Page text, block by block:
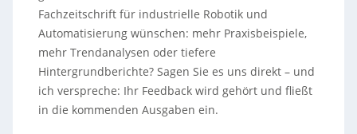
Fachzeitschrift für industrielle Robotik und
Automatisierung wünschen: mehr Praxisbeispiele,
mehr Trendanalysen oder tiefere
Hintergrundberichte? Sagen Sie es uns direkt – und
ich verspreche: Ihr Feedback wird gehört und fließt
in die kommenden Ausgaben ein.